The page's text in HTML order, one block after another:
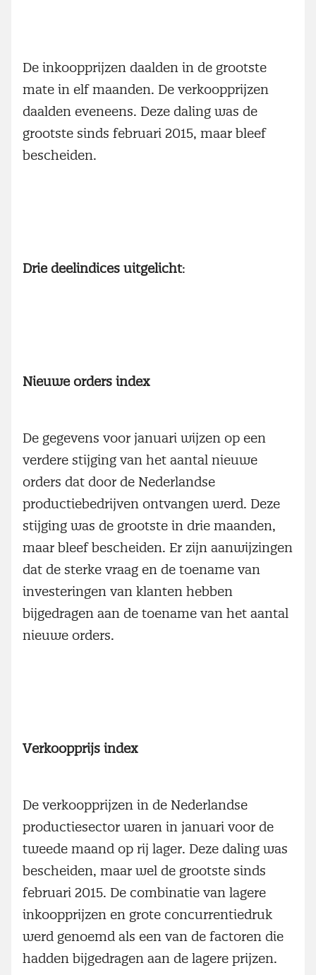
De inkoopprijzen daalden in de grootste
mate in elf maanden. De verkoopprijzen
daalden eveneens. Deze daling was de
grootste sinds februari 2015, maar bleef
bescheiden.
Drie deelindices uitgelicht:
Nieuwe orders index
De gegevens voor januari wijzen op een
verdere stijging van het aantal nieuwe
orders dat door de Nederlandse
productiebedrijven ontvangen werd. Deze
stijging was de grootste in drie maanden,
maar bleef bescheiden. Er zijn aanwijzingen
dat de sterke vraag en de toename van
investeringen van klanten hebben
bijgedragen aan de toename van het aantal
nieuwe orders.
Verkoopprijs index
De verkoopprijzen in de Nederlandse
productiesector waren in januari voor de
tweede maand op rij lager. Deze daling was
bescheiden, maar wel de grootste sinds
februari 2015. De combinatie van lagere
inkoopprijzen en grote concurrentiedruk
werd genoemd als een van de factoren die
hadden bijgedragen aan de lagere prijzen.